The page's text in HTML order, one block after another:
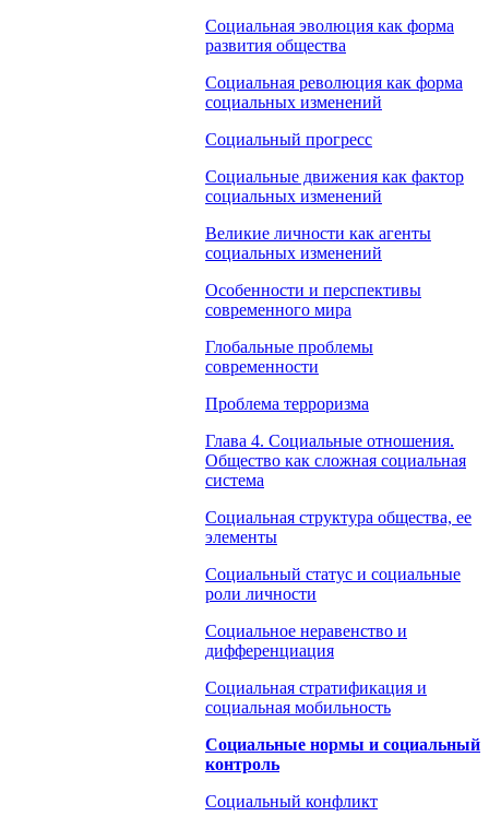
Социальная эволюция как форма
развития общества
Социальная революция как форма
социальных изменений
Социальный прогресс
Социальные движения как фактор
социальных изменений
Великие личности как агенты
социальных изменений
Особенности и перспективы
современного мира
Глобальные проблемы
современности
Проблема терроризма
Глава 4. Социальные отношения.
Общество как сложная социальная
система
Социальная структура общества, ее
элементы
Социальный статус и социальные
роли личности
Социальное неравенство и
дифференциация
Социальная стратификация и
социальная мобильность
Социальные нормы и социальный
контроль
Социальный конфликт